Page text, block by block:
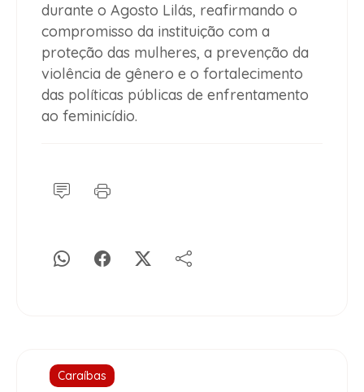
durante o Agosto Lilás, reafirmando o
compromisso da instituição com a
proteção das mulheres, a prevenção da
violência de gênero e o fortalecimento
das políticas públicas de enfrentamento
ao feminicídio.
Caraíbas